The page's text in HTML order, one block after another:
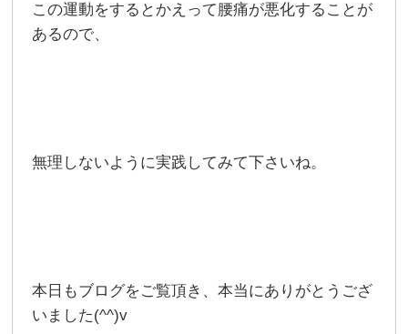
この運動をするとかえって腰痛が悪化することが
あるので、
無理しないように実践してみて下さいね。
本日もブログをご覧頂き、本当にありがとうござ
いました(^^)v